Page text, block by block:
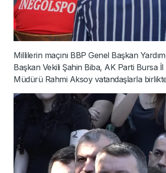
Millilerin maçını BBP Genel Başkan
Başkan Vekili Şahin Biba, AK Parti Bursa
Müdürü Rahmi Aksoy vatandaşlarla